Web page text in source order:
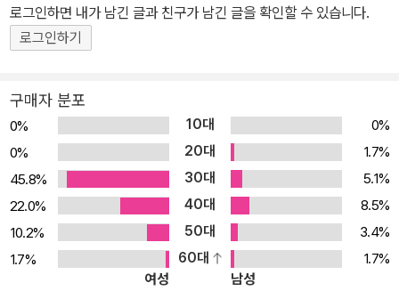
이는 보고 싶은 게 많습니다. 행여 하나라도 놓칠세라 첨벙거리는 후
쿠더러 조용히 좀 해 달라고 부탁까지 할 정도로요. 그렇게 고요하게
본 세상은 하늘에 걸린 무지개입니다. 마치 물웅덩이의 탄생을 축하
라도 하는 듯합니다. 다음 날, 후쿠는 물웅덩이를 찾아가 묻습니다.
“오늘은 뭐 봤어?” “오늘은 비행기를 봤어.” 날마다 후쿠는 물웅덩이
를 찾아오고 그때마다 물웅덩이는 자신이 본 풍경을 이야기합니다.
하루는 소금쟁이를 구경하는 아이들을 보기도 하고, 또 하루는 해 질
녘 집으로 돌아가는 새들을 보기도 하고요. 어떤 날은 바람이 나뭇잎
을 데려와서 방해하기도 하지만, 물웅덩이는 하루도 쉬지 않고 부지
런히 주변의 풍경들을 담습니다. 그러는 동안 물웅덩이는 점점 줄어
들고 마침내 몸피가 얼마 남지 않았을 때 물웅덩이는 이제껏 본 풍경
로그인하면 내가 남긴 글과 친구가 남긴 글을 확인할 수 있습니다.
로그인하기
구매자 분포
0% 10대
0%
0%
20대
1.7%
45.8%
30대
5.1%
22.0%
40대
8.5%
10.2%
50대
3.4%
1.7%
60대
1.7%
여성
남성